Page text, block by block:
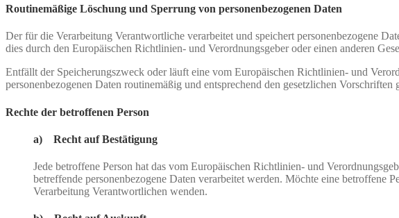
Routinemäßige Löschung und Sperrung von personenbezogenen Daten
Der für die Verarbeitung Verantwortliche verarbeitet und speichert personenbezogene
dies durch den Europäischen Richtlinien- und Verordnungsgeber oder einen anderen
Entfällt der Speicherungszweck oder läuft eine vom Europäischen Richtlinien- und
personenbezogenen Daten routinemäßig und entsprechend den gesetzlichen Vorschriften
Rechte der betroffenen Person
a) Recht auf Bestätigung
Jede betroffene Person hat das vom Europäischen Richtlinien- und
betreffende personenbezogene Daten verarbeitet werden. Möchte eine betroffene
Verarbeitung Verantwortlichen wenden.